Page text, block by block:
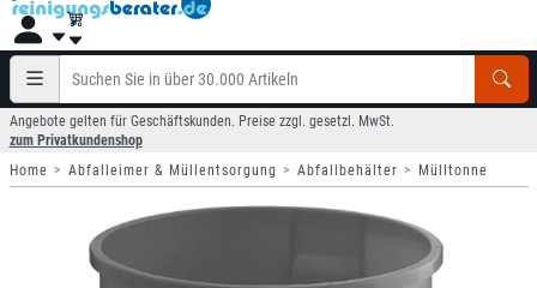
Angebote gelten für Geschäftskunden. Preise zzgl. gesetzl. MwSt.
zum Privatkundenshop
Home
Abfalleimer & Müllentsorgung Abfallbehälter Mülltonne